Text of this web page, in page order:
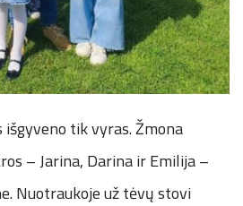
išgyveno tik vyras. Žmona
– Jarina, Darina ir Emilija –
Nuotraukoje už tėvų stovi